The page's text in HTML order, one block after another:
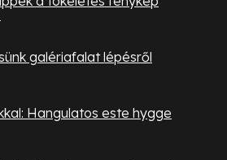
galériafalat lépésről
Hangulatos este hygge